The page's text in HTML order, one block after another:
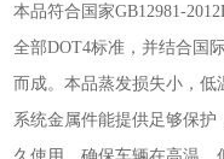
本品符合国家GB12981-
全部DOT4标准，并结合国
而成。本品蒸发损失小，
系统金属件能提供足够保